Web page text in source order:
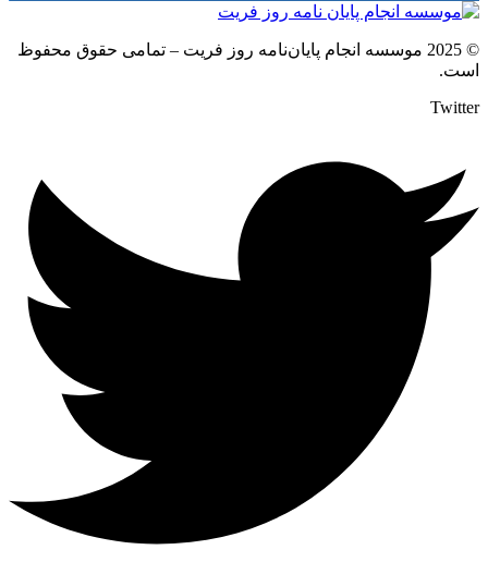
© 2025 موسسه انجام پایان‌نامه روز فریت – تمامی حقوق محفوظ
است.
Twitter